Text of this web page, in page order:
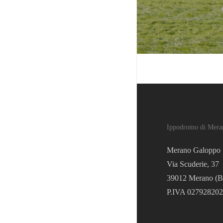
Ippodromo di
Merano Galoppo
Via Scuderie, 37
39012 Merano
P.IVA